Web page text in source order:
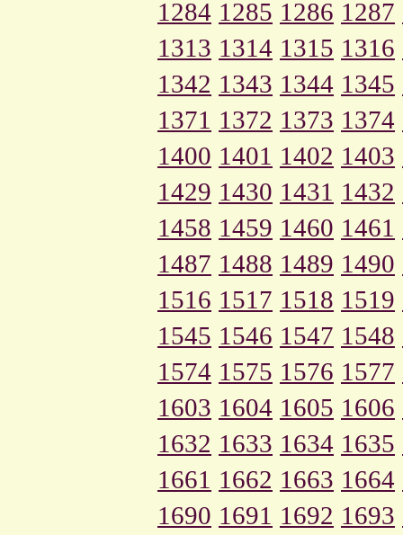
1284 1285 1286 1287
1313 1314 1315 1316
1342 1343 1344 1345
1371 1372 1373 1374
1400 1401 1402 1403
1429 1430 1431 1432
1458 1459 1460 1461
1487 1488 1489 1490
1516 1517 1518 1519
1545 1546 1547 1548
1574 1575 1576 1577
1603 1604 1605 1606
1632 1633 1634 1635
1661 1662 1663 1664
1690 1691 1692 1693